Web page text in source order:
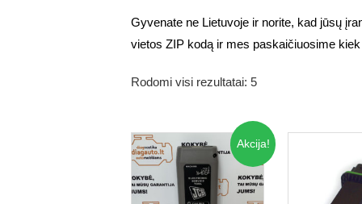
Gyvenate ne Lietuvoje ir norite, kad jūsų
vietos ZIP kodą ir mes paskaičiuosime
Rodomi visi rezultatai: 5
Akcija!